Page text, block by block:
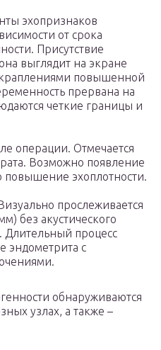
эхопризнаков
от срока
Присутствие
выглядит на экране
повышенной
прервана на
четкие границы и
операции. Отмечается
Возможно появление
эхоплотности.
прослеживается
без акустического
Длительный процесс
эндометрита с
обнаруживаются
узлах, а также –